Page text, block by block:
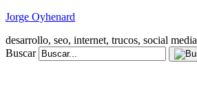
Jorge Oyhenard
desarrollo, seo, internet, trucos, social media
Buscar